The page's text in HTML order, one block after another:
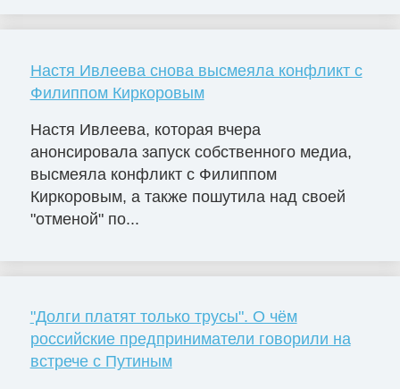
Настя Ивлеева снова высмеяла конфликт с
Филиппом Киркоровым
Настя Ивлеева, которая вчера
анонсировала запуск собственного медиа,
высмеяла конфликт с Филиппом
Киркоровым, а также пошутила над своей
"отменой" по...
"Долги платят только трусы". О чём
российские предприниматели говорили на
встрече с Путиным